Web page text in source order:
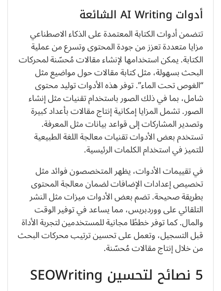
أدوات AI Writing الشائعة
تتضمن أدوات الكتابة المعتمدة على الذكاء الاصطناعي
مزايا متعددة تعزز من جودة المحتوى وتسرع من عملية
الكتابة. يمكن استخدامها لإنشاء مقالات مُحسّنة لمحركات
البحث بسهولة، مثل كتابة مقالات حول مواضيع مثل
“الغوص تحت الماء”. توفر هذه الأدوات توليد محتوى
شامل، بما في ذلك الصور باستخدام تقنيات مثل إنشاء
الصور. تشمل المزايا إمكانية إنتاج مقالات بأعداد كبيرة
وتصدير المشاركات إلى قواعد بيانات مثل المعرفة.
تستخدم بعض الأدوات تقنيات معالجة اللغة الطبيعية
للتميز في استخدام الكلمات الرئيسية.
في تقييمات الأدوات، يظهر المتخصصون فوائد مثل
تخصيص إعدادات الإضافات لضمان معالجة المحتوى
بطريقة صحيحة. تضم بعض الأدوات ميزات مثل النشر
التلقائي على ووردبريس، مما يساعد في توفير الوقت
والمال. كما توفر خططًا مجانية للمستخدمين لتجربة الأداة
قبل التسجيل، وتعمل على تحسين ترتيب محركات البحث
من خلال إنتاج مقالات مُحسّنة.
5 نصائح لتحسين SEOWriting